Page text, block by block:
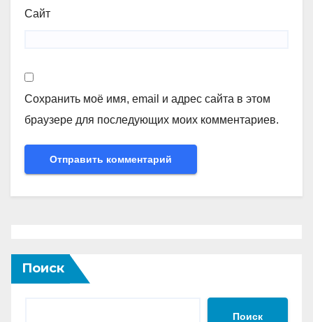
Сайт
Сохранить моё имя, email и адрес сайта в этом
браузере для последующих моих комментариев.
Поиск
Поиск